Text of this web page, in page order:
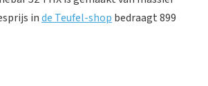
inde Teufel-shop bedraagt 899